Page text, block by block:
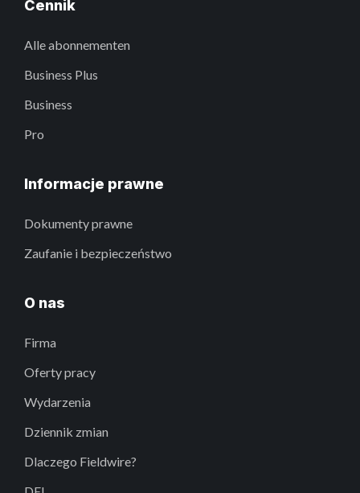
Cennik
Alle abonnementen
Business Plus
Business
Pro
Informacje prawne
Dokumenty prawne
Zaufanie i bezpieczeństwo
O nas
Firma
Oferty pracy
Wydarzenia
Dziennik zmian
Dlaczego Fieldwire?